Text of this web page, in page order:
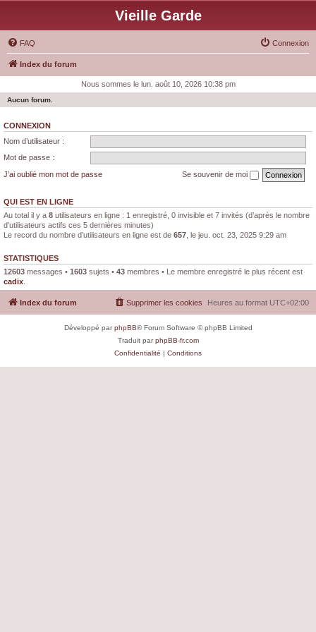
Vieille Garde
FAQ Connexion
Index du forum
Nous sommes le lun. août 10, 2026 10:38 pm
Aucun forum.
CONNEXION
Nom d’utilisateur :
Mot de passe :
J’ai oublié mon mot de passe
Se souvenir de moi
QUI EST EN LIGNE
Au total il y a 8 utilisateurs en ligne : 1 enregistré, 0 invisible et 7 invités (d’après le nombre
d’utilisateurs actifs ces 5 dernières minutes)
Le record du nombre d’utilisateurs en ligne est de 657 , le jeu. oct. 23, 2025 9:29 am
STATISTIQUES
12603 messages • 1603 sujets • 43 membres • Le membre enregistré le plus récent est
cadix
Index du forum Heures au format UTC+02:00
Supprimer les cookies
Développé parphpBB® Forum Software © phpBB Limited
Traduit parphpBB-fr.com
Confidentialité | Conditions